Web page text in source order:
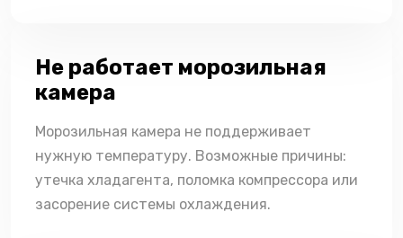
Не работает морозильная
камера
Морозильная камера не поддерживает
нужную температуру. Возможные причины:
утечка хладагента, поломка компрессора или
засорение системы охлаждения.